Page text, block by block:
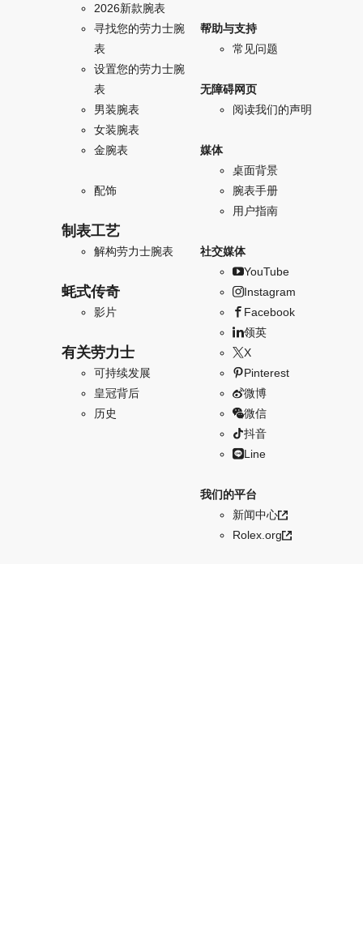
2026新款腕表
寻找您的劳力士腕
表
设置您的劳力士腕
表
男装腕表
女装腕表
金腕表
配饰
制表工艺
解构劳力士腕表
蚝式传奇
影片
有关劳力士
可持续发展
皇冠背后
历史
帮助与支持
常见问题
无障碍网页
阅读我们的声明
媒体
桌面背景
腕表手册
用户指南
社交媒体
YouTube
Instagram
Facebook
领英
X
Pinterest
微博
微信
抖音
Line
我们的平台
新闻中心
Rolex.org